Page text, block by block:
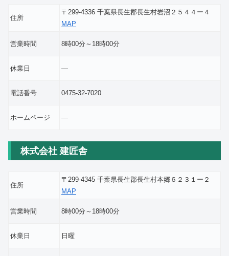
住所
〒299-4336 千葉県長生郡長生村岩沼２５４４ー４
MAP
営業時間 8時00分～18時00分
休業日 ―
電話番号 0475-32-7020
ホームページ ―
株式会社 建匠舎
住所
〒299-4345 千葉県長生郡長生村本郷６２３１ー２
MAP
営業時間 8時00分～18時00分
休業日 日曜